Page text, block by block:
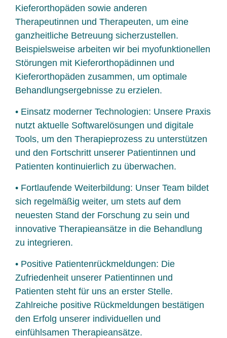
Kieferorthopäden sowie anderen
Therapeutinnen und Therapeuten, um eine
ganzheitliche Betreuung sicherzustellen.
Beispielsweise arbeiten wir bei myofunktionellen
Störungen mit Kieferorthopädinnen und
Kieferorthopäden zusammen, um optimale
Behandlungsergebnisse zu erzielen.
• Einsatz moderner Technologien: Unsere Praxis
nutzt aktuelle Softwarelösungen und digitale
Tools, um den Therapieprozess zu unterstützen
und den Fortschritt unserer Patientinnen und
Patienten kontinuierlich zu überwachen.
• Fortlaufende Weiterbildung: Unser Team bildet
sich regelmäßig weiter, um stets auf dem
neuesten Stand der Forschung zu sein und
innovative Therapieansätze in die Behandlung
zu integrieren.
• Positive Patientenrückmeldungen: Die
Zufriedenheit unserer Patientinnen und
Patienten steht für uns an erster Stelle.
Zahlreiche positive Rückmeldungen bestätigen
den Erfolg unserer individuellen und
einfühlsamen Therapieansätze.